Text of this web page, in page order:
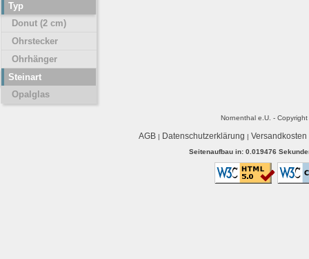
Typ
Donut (2 cm)
Ohrstecker
Ohrhänger
Steinart
Opalglas
Nornenthal e.U. -
AGB| Datenschutzerklärung | Versandkosten
Seitenaufbau in: 0.019476